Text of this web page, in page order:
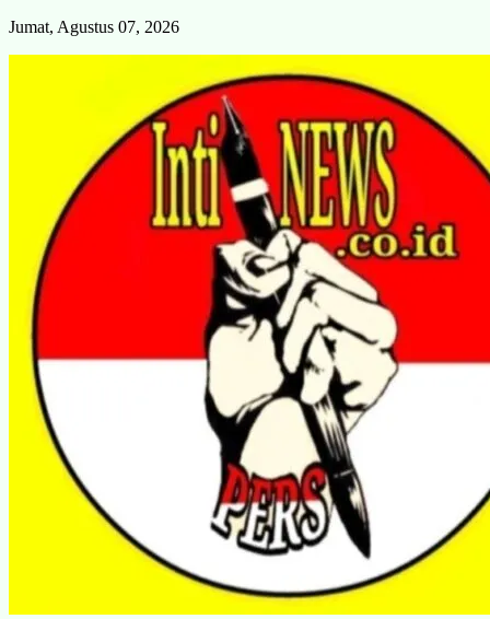
Skip
Jumat, Agustus 07, 2026